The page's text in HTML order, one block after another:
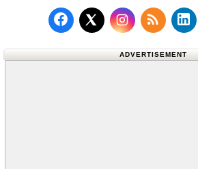
Follow us on Facebook
Follow us on X
ADVERTISEMENT